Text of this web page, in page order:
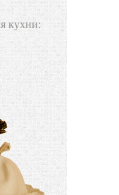
кухни: